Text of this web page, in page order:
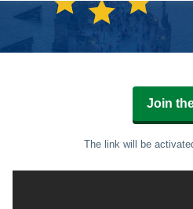
Join
The link will be